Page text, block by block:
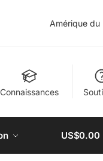
Amérique du
Connaissances
US$0.00